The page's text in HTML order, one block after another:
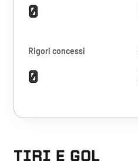
0
Rigori concessi
0
TIRI E GOL